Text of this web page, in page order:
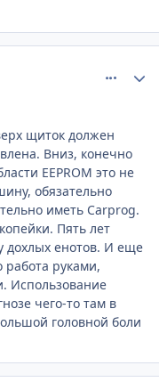
щиток должен
Вниз, конечно
ЕЕРROM это не
обязательно
иметь Carprog.
Пять лет
дохлых енотов. И еще
работа руками,
Использование
чего-то там в
головной боли